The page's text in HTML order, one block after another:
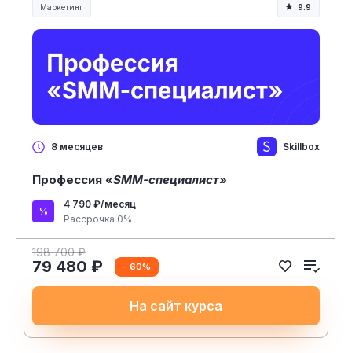
Маркетинг 9.9
8 месяцев Skillbox
Профессия «SMM-специалист»
4 790 ₽/месяц
Рассрочка 0%
198 700 ₽
79 480 ₽ - 60%
На сайт курса